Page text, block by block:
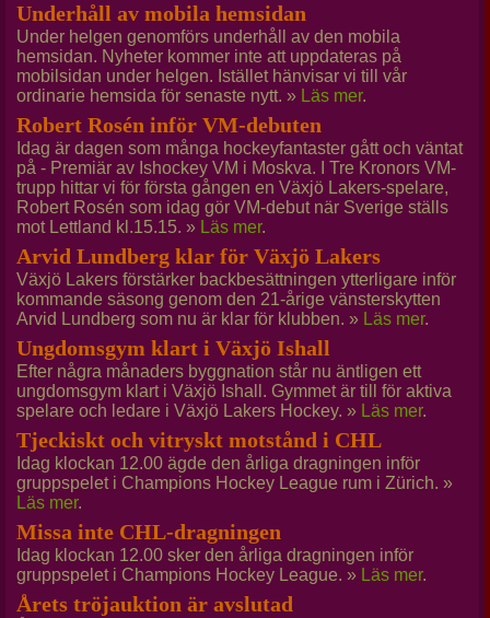
Underhåll av mobila hemsidan
Under helgen genomförs underhåll av den mobila
hemsidan. Nyheter kommer inte att uppdateras på
mobilsidan under helgen. Istället hänvisar vi till vår
ordinarie hemsida för senaste nytt. » Läs mer.
Robert Rosén inför VM-debuten
Idag är dagen som många hockeyfantaster gått och väntat
på - Premiär av Ishockey VM i Moskva. I Tre Kronors VM-
trupp hittar vi för första gången en Växjö Lakers-spelare,
Robert Rosén som idag gör VM-debut när Sverige ställs
mot Lettland kl.15.15. » Läs mer.
Arvid Lundberg klar för Växjö Lakers
Växjö Lakers förstärker backbesättningen ytterligare inför
kommande säsong genom den 21-årige vänsterskytten
Arvid Lundberg som nu är klar för klubben. » Läs mer.
Ungdomsgym klart i Växjö Ishall
Efter några månaders byggnation står nu äntligen ett
ungdomsgym klart i Växjö Ishall. Gymmet är till för aktiva
spelare och ledare i Växjö Lakers Hockey. » Läs mer.
Tjeckiskt och vitryskt motstånd i CHL
Idag klockan 12.00 ägde den årliga dragningen inför
gruppspelet i Champions Hockey League rum i Zürich. »
Läs mer.
Missa inte CHL-dragningen
Idag klockan 12.00 sker den årliga dragningen inför
gruppspelet i Champions Hockey League. » Läs mer.
Årets tröjauktion är avslutad